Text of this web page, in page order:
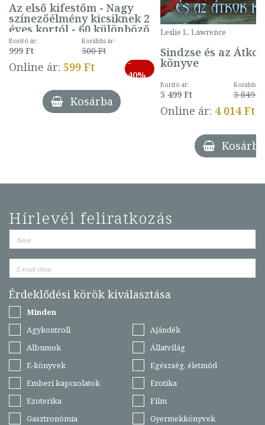
Az első kifestőm - Nagy
színezőélmény kicsiknek 2
éves kortól - 60 különböző
mintával (gombás)
Borító ár:
999 Ft
Korábbi ár:
500 Ft
Online ár: 599 Ft
-
40%
Kosárba
Leslie L. Lawrence
Sindzse és az Átkok
könyve
Borító ár:
5 499 Ft
Korábbi
3 849 Ft
Online ár: 4 014 Ft
Kosárba
Hírlevél feliratkozás
Érdeklődési körök kiválasztása
Minden
Agykontroll
Ajándék
Albumok
Állatvilág
E-könyvek
Egészség, életmód
Emberi kapcsolatok
Erotika
Ezoterika
Film
Gasztronómia
Gyermekkönyvek